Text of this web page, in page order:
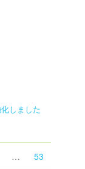
しました
… 53